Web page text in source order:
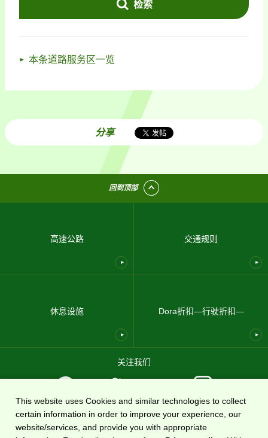
检索
本条道路服务区一览
分享
回到顶部
高速公路 交通规则
休息设施 Dora折扣—行驶折扣—
关注我们
使用条款 隐私政策 网站地图 关于我们
This website uses Cookies and similar technologies to collect
certain information in order to improve your experience, our
website/services, and provide you with appropriate